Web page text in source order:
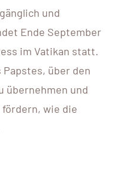
und
Ende September
im Vatikan statt.
über den
übernehmen und
fördern, wie die